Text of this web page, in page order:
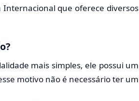
que oferece diversos
mais simples, ele possui um
motivo não é necessário ter um